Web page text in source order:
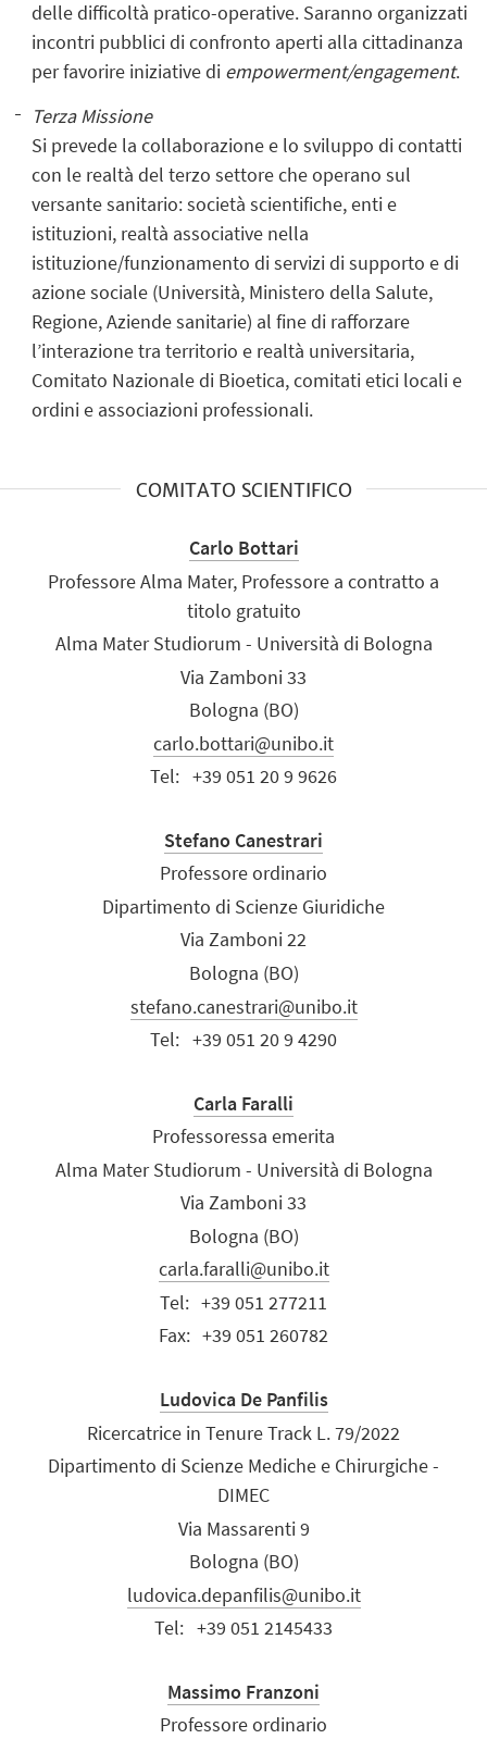
delle difficoltà pratico-operative. Saranno organizzati
incontri pubblici di confronto aperti alla cittadinanza
per favorire iniziative di empowerment/engagement.
Terza Missione
Si prevede la collaborazione e lo sviluppo di contatti
con le realtà del terzo settore che operano sul
versante sanitario: società scientifiche, enti e
istituzioni, realtà associative nella
istituzione/funzionamento di servizi di supporto e di
azione sociale (Università, Ministero della Salute,
Regione, Aziende sanitarie) al fine di rafforzare
l’interazione tra territorio e realtà universitaria,
Comitato Nazionale di Bioetica, comitati etici locali e
ordini e associazioni professionali.
COMITATO SCIENTIFICO
Carlo Bottari
Professore Alma Mater, Professore a contratto a
titolo gratuito
Alma Mater Studiorum - Università di Bologna
Via Zamboni 33
Bologna (BO)
carlo.bottari@unibo.it
Tel: +39 051 20 9 9626
Stefano Canestrari
Professore ordinario
Dipartimento di Scienze Giuridiche
Via Zamboni 22
Bologna (BO)
stefano.canestrari@unibo.it
Tel: +39 051 20 9 4290
Carla Faralli
Professoressa emerita
Alma Mater Studiorum - Università di Bologna
Via Zamboni 33
Bologna (BO)
carla.faralli@unibo.it
Tel: +39 051 277211
Fax: +39 051 260782
Ludovica De Panfilis
Ricercatrice in Tenure Track L. 79/2022
Dipartimento di Scienze Mediche e Chirurgiche -
DIMEC
Via Massarenti 9
Bologna (BO)
ludovica.depanfilis@unibo.it
Tel: +39 051 2145433
Massimo Franzoni
Professore ordinario